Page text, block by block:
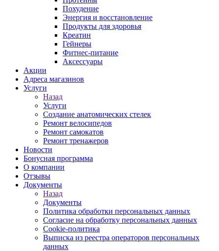
Похудение
Энергия и восстановление
Продукты для здоровья
Креатин
Гейнеры
Фитнес-питание
Аксессуары
Акции
Адреса магазинов
Услуги
Назад
Услуги
Создание анатомических стелек
Ремонт велосипедов
Ремонт самокатов
Ремонт тренажеров
Новости
Бонусная программа
О компании
Отзывы
Документы
Назад
Документы
Политика обработки персональных данных
Согласие на обработку персональных данных
Cookie-политика
Выписка из реестра операторов персональных
данных